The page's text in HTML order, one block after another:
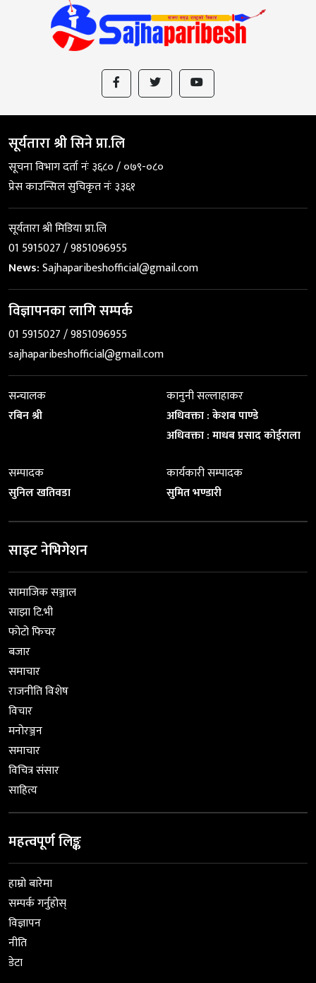
सूर्यतारा श्री सिने प्रा.लि
सूचना विभाग दर्ता नंः ३६८० / ०७९-०८०
प्रेस काउन्सिल सुचिकृत नंः ३३६१
सूर्यतारा श्री मिडिया प्रा.लि
01 5915027 / 9851096955
News:Sajhaparibeshofficial@gmail.com
विज्ञापनका लागि सम्पर्क
01 5915027 / 9851096955
sajhaparibeshofficial@gmail.com
सन्चालक
रबिन श्री
कानुनी सल्लाहाकर
अधिवक्ता : केशब पाण्डे
अधिवक्ता : माधब प्रसाद कोईराला
सम्पादक
सुनिल खतिवडा
कार्यकारी सम्पादक
सुमित भण्डारी
साइट नेभिगेशन
सामाजिक सञ्जाल
साझा टि.भी
फोटो फिचर
बजार
समाचार
राजनीति विशेष
विचार
मनोरञ्जन
समाचार
विचित्र संसार
साहित्य
महत्वपूर्ण लिङ्क
हाम्रो बारेमा
सम्पर्क गर्नुहोस्
विज्ञापन
नीति
डेटा